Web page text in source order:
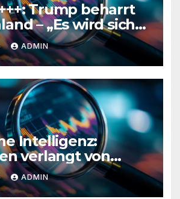
+++: Trump beharrt
– „Es wird sich
ADMIN
Intelligenz:
verlangt von
über
Inhalte
ADMIN